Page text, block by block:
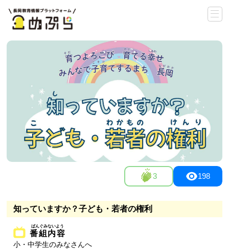
3 198
知っていますか？子ども・若者の権利
番組内容
小・中学生のみなさんへ